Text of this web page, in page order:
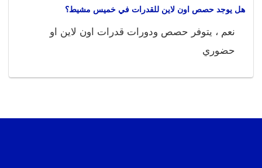
هل يوجد حصص اون لاين للقدرات في خميس مشيط؟
نعم ، يتوفر حصص ودورات قدرات اون لاين او
حضوري